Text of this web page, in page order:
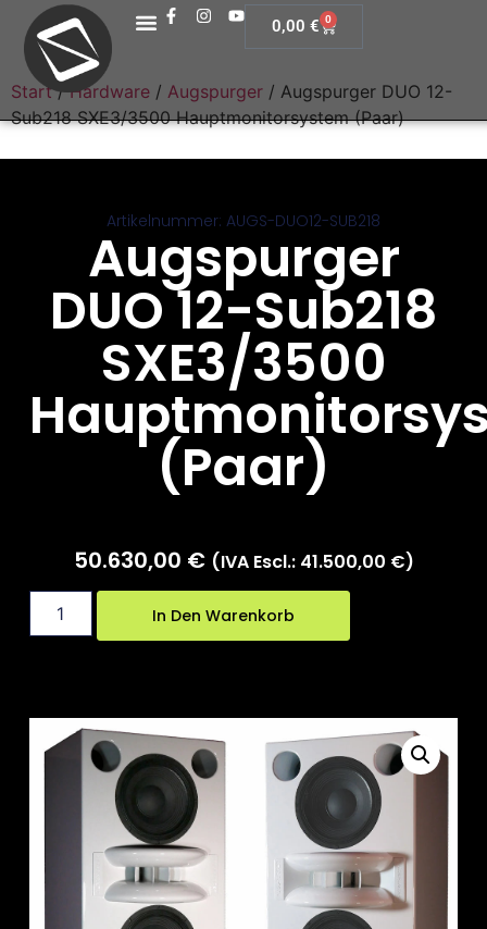
0,00 € 0
Start/Hardware / Augspurger / Augspurger DUO 12-
Sub218 SXE3/3500 Hauptmonitorsystem (Paar)
Artikelnummer: AUGS-DUO12-SUB218
Augspurger
DUO 12-Sub218
SXE3/3500
(Paar)
50.630,00 € (IVA Escl.: 41.500,00 €)
In Den Warenkorb